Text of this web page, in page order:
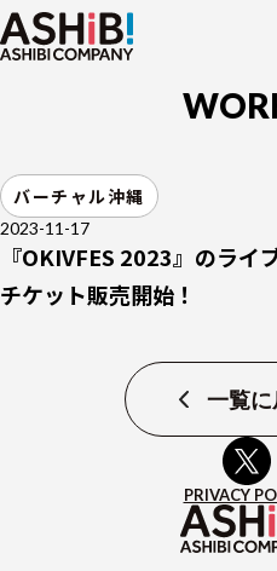
JP
バーチャル沖縄
2023-11-17
『OKIVFES 2023』のライ
チケット販売開始！
一覧に
PRIVACY